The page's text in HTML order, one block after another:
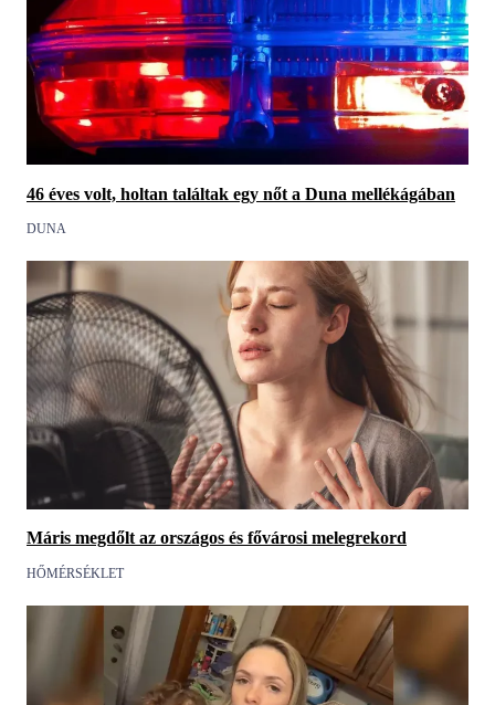
46 éves volt, holtan találtak egy nőt a Duna mellékágában
DUNA
Máris megdőlt az országos és fővárosi melegrekord
HŐMÉRSÉKLET